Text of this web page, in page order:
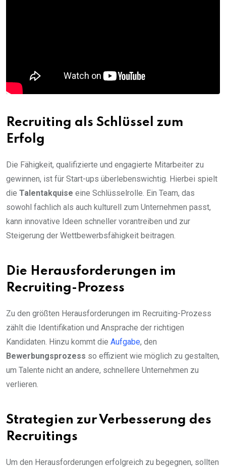
Recruiting als Schlüssel zum
Erfolg
Die Fähigkeit, qualifizierte und engagierte Mitarbeiter zu
gewinnen, ist für Start-ups überlebenswichtig. Hierbei spielt
die Talentakquise eine Schlüsselrolle. Ein Team, das
sowohl fachlich als auch kulturell zum Unternehmen passt,
kann innovative Ideen schneller vorantreiben und zur
Steigerung der Wettbewerbsfähigkeit beitragen.
Die Herausforderungen im
Recruiting-Prozess
Zu den größten Herausforderungen im Recruiting-Prozess
zählt die Identifikation und Ansprache der richtigen
Kandidaten. Hinzu kommt die Aufgabe, den
Bewerbungsprozess so effizient wie möglich zu gestalten,
um Talente nicht an andere, schnellere Unternehmen zu
verlieren.
Strategien zur Verbesserung des
Recruitings
Um den Herausforderungen erfolgreich zu begegnen, sollten